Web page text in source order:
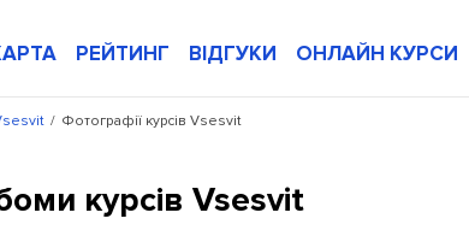
РЕЙТИНГ ВІДГУКИ ОНЛАЙН КУРСИ
/ Фотографії курсів Vsesvit
курсів Vsesvit